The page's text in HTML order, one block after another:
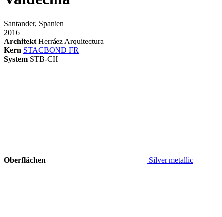
Santander, Spanien
2016
Architekt Herráez Arquitectura
Kern STACBOND FR
System STB-CH
Oberflächen Silver metallic